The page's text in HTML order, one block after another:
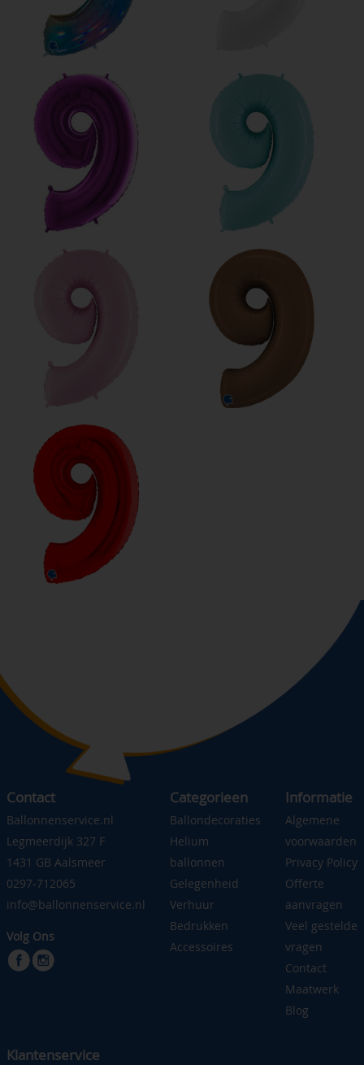
Contact
Ballonnenservice.nl
Legmeerdijk 327 F
1431 GB Aalsmeer
0297-712065
info@ballonnenservice.nl
Volg Ons
Categorieen
Ballondecoraties
Helium
ballonnen
Gelegenheid
Verhuur
Bedrukken
Accessoires
Informatie
Algemene
voorwaarden
Privacy Policy
Offerte
aanvragen
Veel gestelde
vragen
Contact
Maatwerk
Blog
Klantenservice